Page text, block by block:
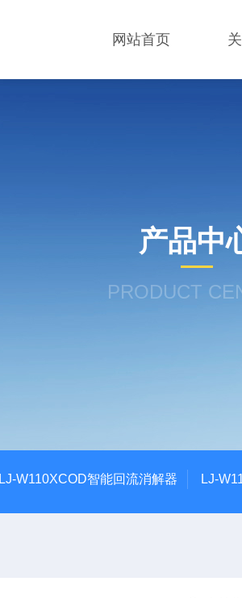
网站首页
产品中
PRODUCT
LJ-W110XCOD智能回流消解器 LJ-